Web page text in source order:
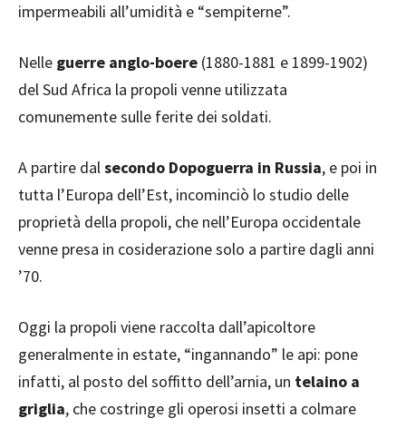
impermeabili all’umidità e “sempiterne”.
Nelle guerre anglo-boere (1880-1881 e 1899-1902)
del Sud Africa la propoli venne utilizzata
comunemente sulle ferite dei soldati.
A partire dalsecondo Dopoguerra in Russia, e poi in
tutta l’Europa dell’Est, incominciò lo studio delle
proprietà della propoli, che nell’Europa occidentale
venne presa in cosiderazione solo a partire dagli anni
’70.
Oggi la propoli viene raccolta dall’apicoltore
generalmente in estate, “ingannando” le api: pone
infatti, al posto del soffitto dell’arnia, un telaino a
griglia, che costringe gli operosi insetti a colmare